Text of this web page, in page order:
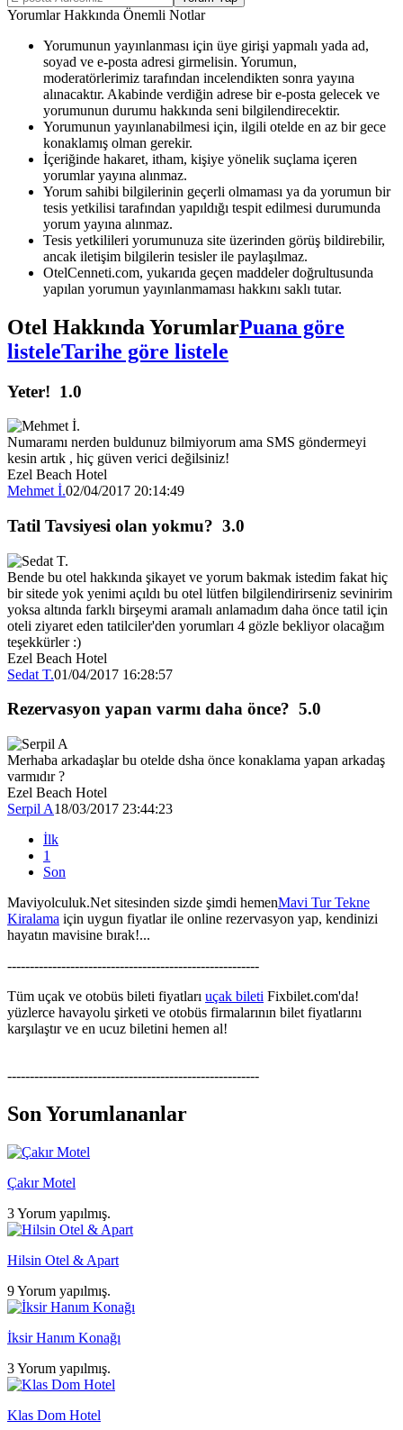
Yorumlar Hakkında Önemli Notlar
Yorumunun yayınlanması için üye girişi yapmalı yada ad,
soyad ve e-posta adresi girmelisin. Yorumun,
moderatörlerimiz tarafından incelendikten sonra yayına
alınacaktır. Akabinde verdiğin adrese bir e-posta gelecek ve
yorumunun durumu hakkında seni bilgilendirecektir.
Yorumunun yayınlanabilmesi için, ilgili otelde en az bir gece
konaklamış olman gerekir.
İçeriğinde hakaret, itham, kişiye yönelik suçlama içeren
yorumlar yayına alınmaz.
Yorum sahibi bilgilerinin geçerli olmaması ya da yorumun bir
tesis yetkilisi tarafından yapıldığı tespit edilmesi durumunda
yorum yayına alınmaz.
Tesis yetkilileri yorumunuza site üzerinden görüş bildirebilir,
ancak iletişim bilgilerin tesisler ile paylaşılmaz.
OtelCenneti.com, yukarıda geçen maddeler doğrultusunda
yapılan yorumun yayınlanmaması hakkını saklı tutar.
Otel Hakkında YorumlarPuana göre
listeleTarihe göre listele
Yeter! 1.0
Numaramı nerden buldunuz bilmiyorum ama SMS göndermeyi
kesin artık , hiç güven verici değilsiniz!
Ezel Beach Hotel
Mehmet İ.02/04/2017 20:14:49
Tatil Tavsiyesi olan yokmu? 3.0
Bende bu otel hakkında şikayet ve yorum bakmak istedim fakat hiç
bir sitede yok yenimi açıldı bu otel lütfen bilgilendirirseniz sevinirim
yoksa altında farklı birşeymi aramalı anlamadım daha önce tatil için
oteli ziyaret eden tatilciler'den yorumları 4 gözle bekliyor olacağım
teşekkürler :)
Ezel Beach Hotel
Sedat T.01/04/2017 16:28:57
Rezervasyon yapan varmı daha önce? 5.0
Merhaba arkadaşlar bu otelde dsha önce konaklama yapan arkadaş
varmıdır ?
Ezel Beach Hotel
Serpil A18/03/2017 23:44:23
İlk
1
Son
Maviyolculuk.Net sitesinden sizde şimdi hemenMavi Tur Tekne
Kiralama için uygun fiyatlar ile online rezervasyon yap, kendinizi
hayatın mavisine bırak!...
--------------------------------------------------------
Tüm uçak ve otobüs bileti fiyatları uçak bileti Fixbilet.com'da!
yüzlerce havayolu şirketi ve otobüs firmalarının bilet fiyatlarını
karşılaştır ve en ucuz biletini hemen al!
--------------------------------------------------------
Son Yorumlananlar
Çakır Motel
3 Yorum yapılmış.
Hilsin Otel & Apart
9 Yorum yapılmış.
İksir Hanım Konağı
3 Yorum yapılmış.
Klas Dom Hotel